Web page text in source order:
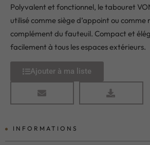
Polyvalent et fonctionnel, le tabouret
utilisé comme siège d’appoint ou comme
complément du fauteuil. Compact et
facilement à tous les espaces extérieurs.
Ajouter à ma liste
INFORMATIONS